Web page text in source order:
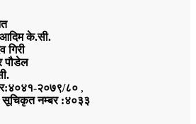
के.सी.
गिरी
पौडेल
२०७९/८० ,
सूचिकृत नम्बर :४०३३